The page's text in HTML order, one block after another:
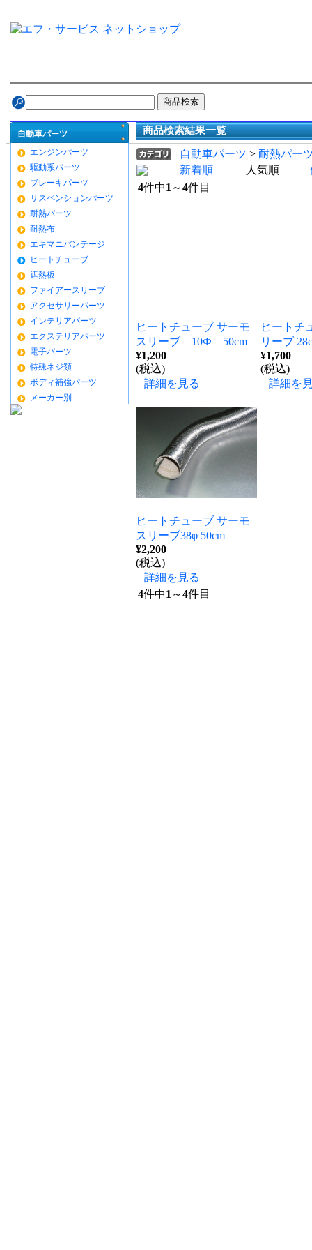
自動車パーツ
エンジンパーツ
駆動系パーツ
ブレーキパーツ
サスペンションパーツ
耐熱パーツ
耐熱布
エキマニバンテージ
ヒートチューブ
遮熱板
ファイアースリーブ
アクセサリーパーツ
インテリアパーツ
エクステリアパーツ
電子パーツ
特殊ネジ類
ボディ補強パーツ
メーカー別
商品検索結果一覧
自動車パーツ > 耐熱パー
新着順
人気順
4件中1 ～4件目
ヒートチューブ サーモ
スリーブ 10Ф 50cm
¥1,200
(税込)
詳細を見る
ヒートチ
リーブ
¥1,700
(税込)
詳細を
ヒートチューブ サーモ
スリーブ38φ 50cm
¥2,200
(税込)
詳細を見る
4件中1 ～4件目